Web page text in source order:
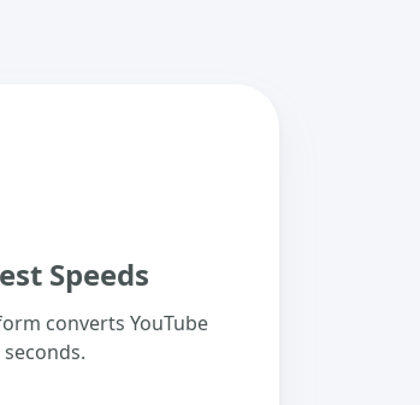
Speeds
converts YouTube